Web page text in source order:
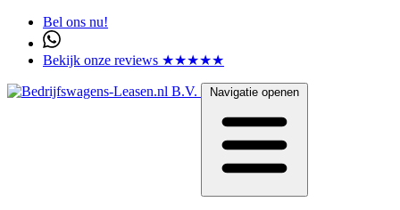
Bel ons nu!
Bekijk onze reviews ★★★★★
Navigatie openen